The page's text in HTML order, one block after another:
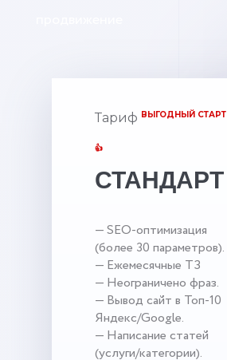
Тариф ВЫГОДНЫЙ СТАРТ
👍
СТАНДАРТ
— SEO-оптимизация
(более 30 параметров).
— Ежемесячные ТЗ
— Неограничено фраз.
— Вывод сайт в Топ-10
Яндекс/Google.
— Написание статей
(услуги/категории).